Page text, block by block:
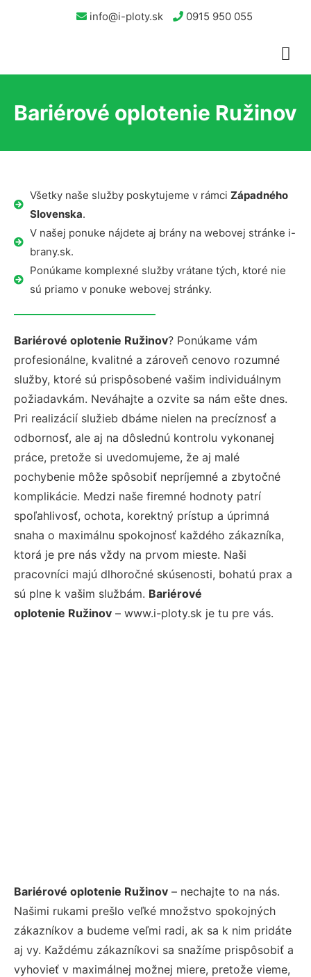
info@i-ploty.sk 0915 950 055
Bariérové oplotenie Ružinov
Všetky naše služby poskytujeme v rámci Západného
Slovenska.
V našej ponuke nájdete aj brány na webovej stránke i-
brany.sk.
Ponúkame komplexné služby vrátane tých, ktoré nie
sú priamo v ponuke webovej stránky.
Bariérové oplotenie Ružinov? Ponúkame vám
profesionálne, kvalitné a zároveň cenovo rozumné
služby, ktoré sú prispôsobené vašim individuálnym
požiadavkám. Neváhajte a ozvite sa nám ešte dnes.
Pri realizácií služieb dbáme nielen na precíznosť a
odbornosť, ale aj na dôslednú kontrolu vykonanej
práce, pretože si uvedomujeme, že aj malé
pochybenie môže spôsobiť nepríjemné a zbytočné
komplikácie. Medzi naše firemné hodnoty patrí
spoľahlivosť, ochota, korektný prístup a úprimná
snaha o maximálnu spokojnosť každého zákazníka,
ktorá je pre nás vždy na prvom mieste. Naši
pracovníci majú dlhoročné skúsenosti, bohatú prax a
sú plne k vašim službám. Bariérové
oplotenie Ružinov – www.i-ploty.sk je tu pre vás.
Bariérové oplotenie Ružinov – nechajte to na nás.
Našimi rukami prešlo veľké množstvo spokojných
zákazníkov a budeme veľmi radi, ak sa k nim pridáte
aj vy. Každému zákazníkovi sa snažíme prispôsobiť a
vyhovieť v maximálnej možnej miere, pretože vieme,